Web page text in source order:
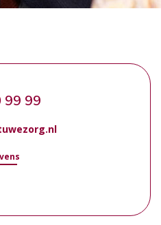
99 99